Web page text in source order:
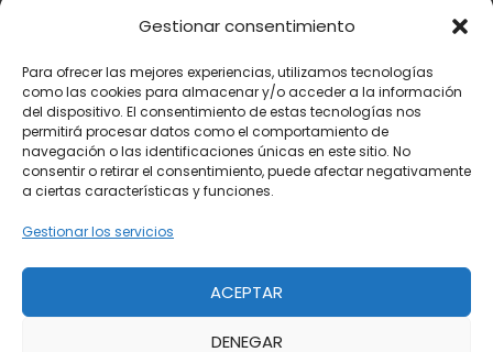
Gestionar consentimiento
Para ofrecer las mejores experiencias, utilizamos tecnologías
como las cookies para almacenar y/o acceder a la información
del dispositivo. El consentimiento de estas tecnologías nos
permitirá procesar datos como el comportamiento de
navegación o las identificaciones únicas en este sitio. No
consentir o retirar el consentimiento, puede afectar negativamente
a ciertas características y funciones.
Gestionar los servicios
ACEPTAR
DENEGAR
Información Legal
Aviso Legal